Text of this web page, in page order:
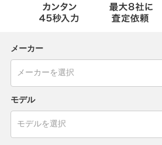
メーカー
モデル